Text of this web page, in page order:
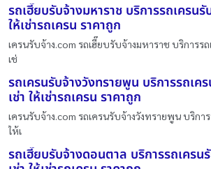
รถเฮี๊ยบรับจ้างมหาราช บริการรถเครนรั
ให้เช่ารถเครน ราคาถูก
เครนรับจ้าง.com รถเฮี๊ยบรับจ้างมหาราช บริการร
เช่
รถเครนรับจ้างวังทรายพูน บริการรถเค
เช่า ให้เช่ารถเครน ราคาถูก
เครนรับจ้าง.com รถเครนรับจ้างวังทรายพูน บริกา
ให้เ
รถเฮี๊ยบรับจ้างดอนตาล บริการรถเครน